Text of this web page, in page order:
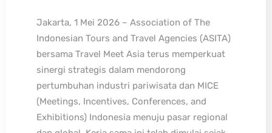
Jakarta, 1 Mei 2026 – Association of The
Indonesian Tours and Travel Agencies (ASITA)
bersama Travel Meet Asia terus memperkuat
sinergi strategis dalam mendorong
pertumbuhan industri pariwisata dan MICE
(Meetings, Incentives, Conferences, and
Exhibitions) Indonesia menuju pasar regional